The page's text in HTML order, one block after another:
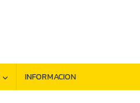
INFORMACION